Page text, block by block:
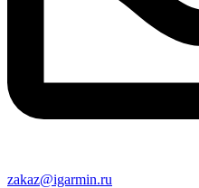
zakaz@igarmin.ru